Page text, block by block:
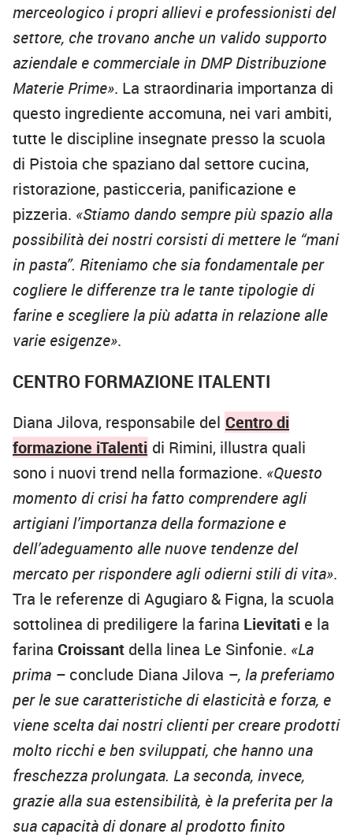
merceologico i propri allievi e professionisti del
settore, che trovano anche un valido supporto
aziendale e commerciale in DMP Distribuzione
Materie Prime». La straordinaria importanza di
questo ingrediente accomuna, nei vari ambiti,
tutte le discipline insegnate presso la scuola
di Pistoia che spaziano dal settore cucina,
ristorazione, pasticceria, panificazione e
pizzeria. «Stiamo dando sempre più spazio alla
possibilità dei nostri corsisti di mettere le “mani
in pasta”. Riteniamo che sia fondamentale per
cogliere le differenze tra le tante tipologie di
farine e scegliere la più adatta in relazione alle
varie esigenze».
CENTRO FORMAZIONE ITALENTI
Diana Jilova, responsabile del Centro di
formazione iTalenti di Rimini, illustra quali
sono i nuovi trend nella formazione. «Questo
momento di crisi ha fatto comprendere agli
artigiani l’importanza della formazione e
dell’adeguamento alle nuove tendenze del
mercato per rispondere agli odierni stili di vita».
Tra le referenze di Agugiaro & Figna, la scuola
sottolinea di prediligere la farina Lievitati e la
farina Croissant della linea Le Sinfonie. «La
prima – conclude Diana Jilova –, la preferiamo
per le sue caratteristiche di elasticità e forza, e
viene scelta dai nostri clienti per creare prodotti
molto ricchi e ben sviluppati, che hanno una
freschezza prolungata. La seconda, invece,
grazie alla sua estensibilità, è la preferita per la
sua capacità di donare al prodotto finito